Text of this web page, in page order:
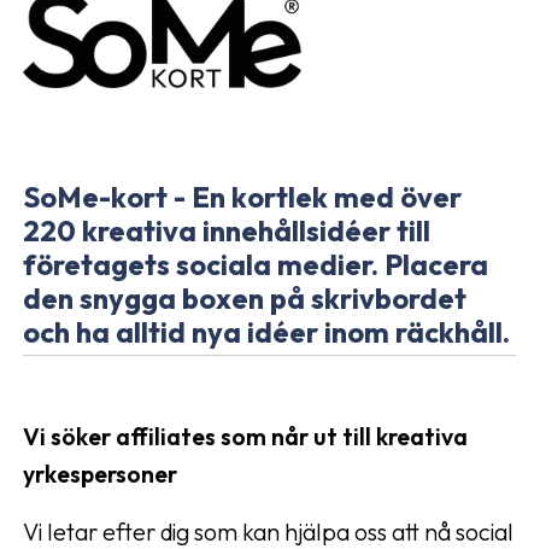
SoMe-kort - En kortlek med över
220 kreativa innehållsidéer till
företagets sociala medier. Placera
den snygga boxen på skrivbordet
och ha alltid nya idéer inom räckhåll.
Vi söker affiliates som når ut till kreativa
yrkespersoner
Vi letar efter dig som kan hjälpa oss att nå social